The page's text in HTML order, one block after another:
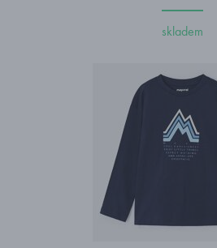
skladem